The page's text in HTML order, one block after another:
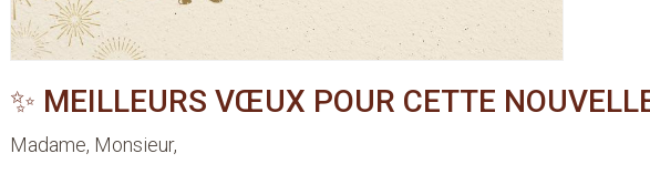
✨ MEILLEURS VŒUX POUR CETTE
Madame, Monsieur,